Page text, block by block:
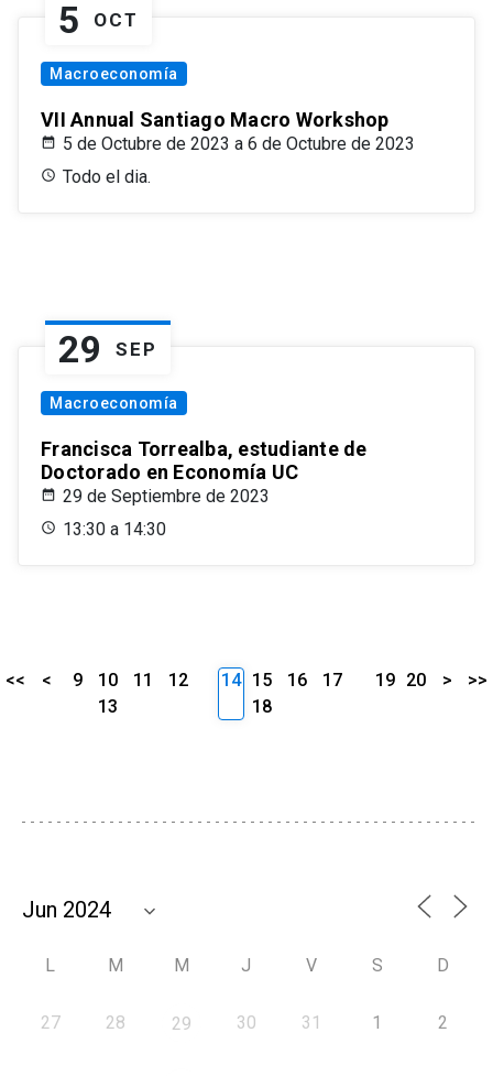
5 OCT
Macroeconomía
VII Annual Santiago Macro Workshop
5 de Octubre de 2023 a 6 de Octubre de 2023
Todo el dia.
29 SEP
Macroeconomía
Francisca Torrealba, estudiante de
Doctorado en Economía UC
29 de Septiembre de 2023
13:30 a 14:30
<< < 9 10 11
12
13
14 15 16
17
18
19 20 > >>
L M M J V S D
27 28 29 30 31 1 2